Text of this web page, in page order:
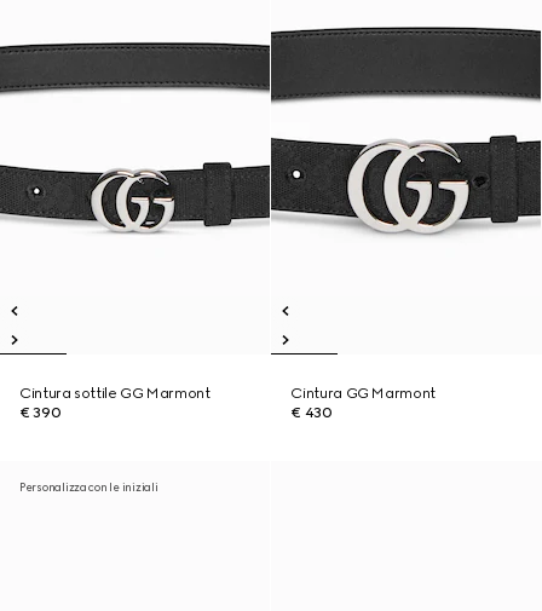
Cintura sottile GG Marmont
€ 390
Cintura GG Marmont
€ 430
Personalizza con le iniziali